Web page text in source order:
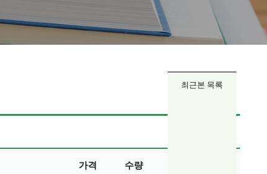
가격 수량
최근본 목록